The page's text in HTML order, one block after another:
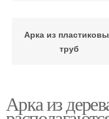
Арка из
труб
растений
Арка из